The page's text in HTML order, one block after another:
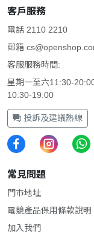
客戶服務
電話 2110 2210
郵箱
客服服務時間:
星期一至六11:30-
10:30-19:00
投訴及建議熱線
常見問題
門市地址
電競產品保用條款說明
加入我們